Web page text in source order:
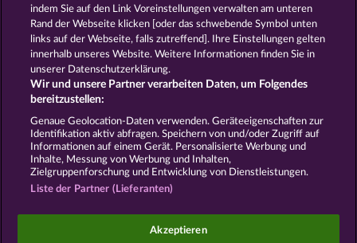
FROOTY TROUPE SUN SPLASH FRUIT MANIA RHFP
AGB Datenschutz
Unternehmensseite
Widerruf einreichen
Social Casino Spiele dienen der reinen Unterhaltung
indem Sie auf den Link Voreinstellungen verwalten am unteren
Rand der Webseite klicken [oder das schwebende Symbol unten
links auf der Webseite, falls zutreffend]. Ihre Einstellungen gelten
innerhalb unseres Website. Weitere Informationen finden Sie in
unserer Datenschutzerklärung.
Wir und unsere Partner verarbeiten Daten, um Folgendes
bereitzustellen:
Genaue Geolocation-Daten verwenden. Geräteeigenschaften zur
Identifikation aktiv abfragen. Speichern von und/oder Zugriff auf
Informationen auf einem Gerät. Personalisierte Werbung und
Inhalte, Messung von Werbung und Inhalten,
Zielgruppenforschung und Entwicklung von Dienstleistungen.
Liste der Partner (Lieferanten)
Akzeptieren